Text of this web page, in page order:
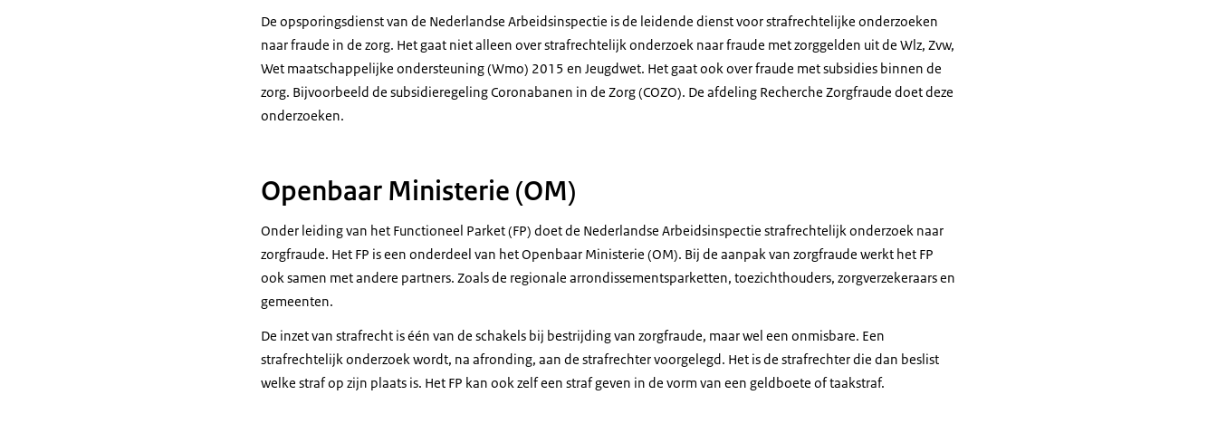
De opsporingsdienst van de Nederlandse Arbeidsinspectie is de leidende dienst voor strafrechtelijke onderzoeken
naar fraude in de zorg. Het gaat niet alleen over strafrechtelijk onderzoek naar fraude met zorggelden uit de Wlz, Zvw,
Wet maatschappelijke ondersteuning (Wmo) 2015 en Jeugdwet. Het gaat ook over fraude met subsidies binnen de
zorg. Bijvoorbeeld de subsidieregeling Coronabanen in de Zorg (COZO). De afdeling Recherche Zorgfraude doet deze
onderzoeken.
Openbaar Ministerie (OM)
Onder leiding van het Functioneel Parket (FP) doet de Nederlandse Arbeidsinspectie strafrechtelijk onderzoek naar
zorgfraude. Het FP is een onderdeel van het Openbaar Ministerie (OM). Bij de aanpak van zorgfraude werkt het FP
ook samen met andere partners. Zoals de regionale arrondissementsparketten, toezichthouders, zorgverzekeraars en
gemeenten.
De inzet van strafrecht is één van de schakels bij bestrijding van zorgfraude, maar wel een onmisbare. Een
strafrechtelijk onderzoek wordt, na afronding, aan de strafrechter voorgelegd. Het is de strafrechter die dan beslist
welke straf op zijn plaats is. Het FP kan ook zelf een straf geven in de vorm van een geldboete of taakstraf.